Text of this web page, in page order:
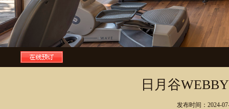
日月谷
发布时间：2024-